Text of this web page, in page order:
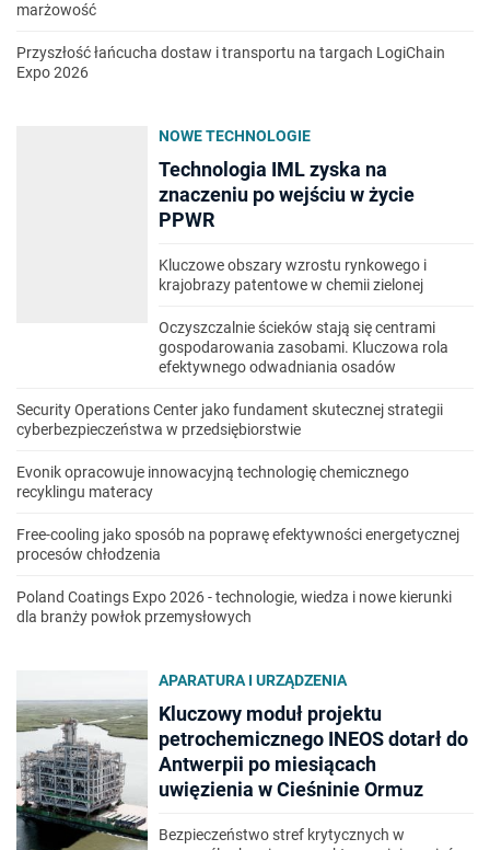
marżowość
Przyszłość łańcucha dostaw i transportu na targach LogiChain
Expo 2026
NOWE TECHNOLOGIE
Technologia IML zyska na
znaczeniu po wejściu w życie
PPWR
Kluczowe obszary wzrostu rynkowego i
krajobrazy patentowe w chemii zielonej
Oczyszczalnie ścieków stają się centrami
gospodarowania zasobami. Kluczowa rola
efektywnego odwadniania osadów
Security Operations Center jako fundament skutecznej strategii
cyberbezpieczeństwa w przedsiębiorstwie
Evonik opracowuje innowacyjną technologię chemicznego
recyklingu materacy
Free-cooling jako sposób na poprawę efektywności energetycznej
procesów chłodzenia
Poland Coatings Expo 2026 - technologie, wiedza i nowe kierunki
dla branży powłok przemysłowych
APARATURA I URZĄDZENIA
Kluczowy moduł projektu
petrochemicznego INEOS dotarł do
Antwerpii po miesiącach
uwięzienia w Cieśninie Ormuz
Bezpieczeństwo stref krytycznych w